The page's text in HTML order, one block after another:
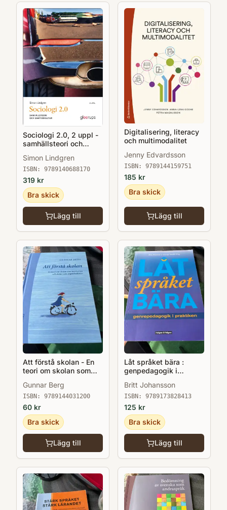
Sociologi 2.0, 2 uppl -
samhällsteori och
Simon Lindgren
ISBN: 9789140688170
319 kr
Bra skick
Lägg till
Digitalisering, literacy
och multimodalitet
Jenny Edvardsson
ISBN: 9789144159751
185 kr
Bra skick
Lägg till
Att förstå skolan - En
teori om skolan som
organisationer
Gunnar Berg
ISBN: 9789144031200
60 kr
Bra skick
Lägg till
Låt språket bära :
genpedagogik i
Britt Johansson
ISBN: 9789173828413
125 kr
Bra skick
Lägg till